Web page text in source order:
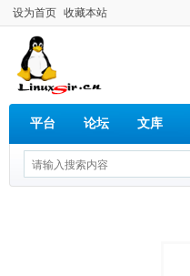
设为首页 收藏本站
平台 论坛 文库